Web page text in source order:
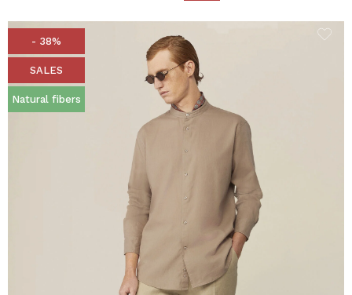
- 38%
SALES
Natural fibers